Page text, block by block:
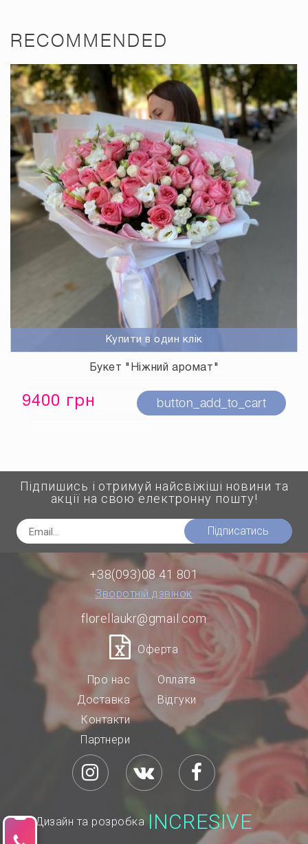
RECOMMENDED
Купити в один клік
Букет "Ніжний аромат"
9400 грн button_add_to_cart
Підпишись і отримуй найсвіжіші новини та
акції на свою електронну пошту!
Підписатись
+38(093)08 41 801
Зворотній дзвінок
florellaukr@gmail.com
Оферта
Про нас
Доставка
Оплата
Відгуки
Контакти
Партнери
Дизайн та розробка INCRESIVE